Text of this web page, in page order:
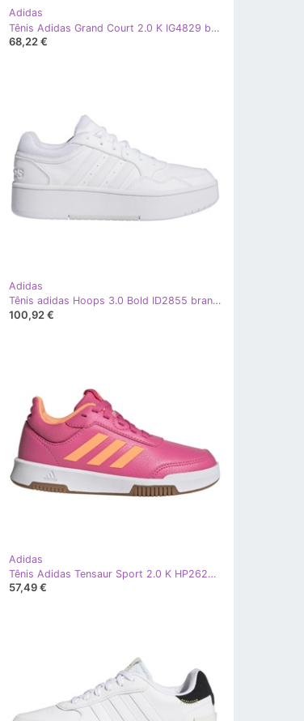
Adidas
Tênis Adidas Grand Court 2.0 K IG4829 branco
68,22 €
Adidas
Tênis adidas Hoops 3.0 Bold ID2855 branco
100,92 €
Adidas
Tênis Adidas Tensaur Sport 2.0 K HP2620 rosa
57,49 €